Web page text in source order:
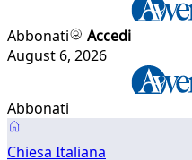
Abbonati
Accedi
August 6, 2026
Abbonati
Chiesa Italiana